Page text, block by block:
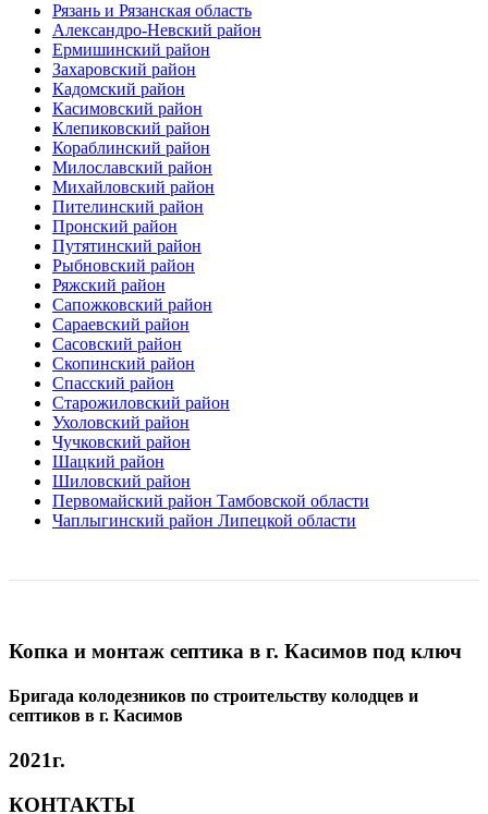
Рязань и Рязанская область
Александро-Невский район
Ермишинский район
Захаровский район
Кадомский район
Касимовский район
Клепиковский район
Кораблинский район
Милославский район
Михайловский район
Пителинский район
Пронский район
Путятинский район
Рыбновский район
Ряжский район
Сапожковский район
Сараевский район
Сасовский район
Скопинский район
Спасский район
Старожиловский район
Ухоловский район
Чучковский район
Шацкий район
Шиловский район
Первомайский район Тамбовской области
Чаплыгинский район Липецкой области
Копка и монтаж септика в г. Касимов под ключ
Бригада колодезников по строительству колодцев и
септиков в г. Касимов
2021г.
КОНТАКТЫ